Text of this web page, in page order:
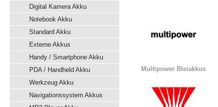
Digital Kamera Akku
Notebook Akku
Standard Akku
Externe Akkus
Handy / Smartphone Akku
PDA / Handheld Akku
Werkzeug Akku
Navigationssystem Akkus
Multipower Bleiakkus